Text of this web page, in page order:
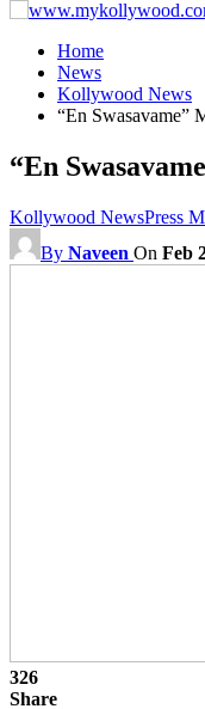
Home
News
Kollywood News
“En Swasavame”
“En
Kollywood NewsPress
By Naveen On Feb
326
Share